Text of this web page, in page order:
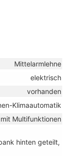
Mittelarmlehne
elektrisch
vorhanden
Klimaautomatik
Multifunktionen
hinten geteilt,